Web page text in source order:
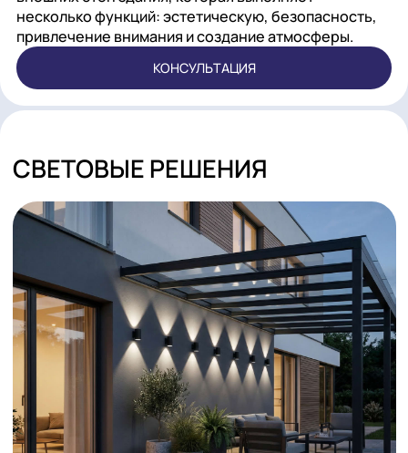
Фасадное освещение обеспечивает подсветку
внешних стен здания, которая выполняет
несколько функций: эстетическую,
СВЕТОВЫЕ РЕШЕНИЯ